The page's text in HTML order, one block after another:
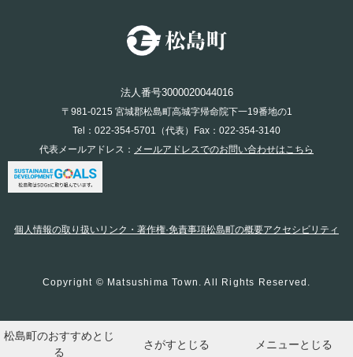
松島町のおすすめとじ
る
さがすとじる メニューとじる
法人番号3000020044016
〒981-0215 宮城郡松島町高城字帰命院下一19番地の1
Tel：022-354-5701（代表）Fax：022-354-3140
代表メールアドレス： メールアドレスでのお問い合わせはこちら
個人情報の取り扱いリンク・著作権·免責事項松島町の概要アクセシビリティ
Copyright © Matsushima Town. All Rights Reserved.